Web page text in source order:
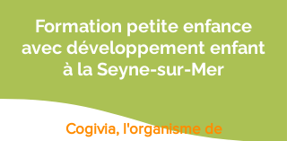
Formation petite enfance
avec développement enfant
à la Seyne-sur-Mer
Cogivia, l'organisme de